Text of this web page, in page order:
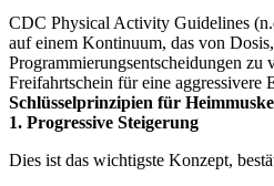
CDC Physical Activity Guidelines
auf einem Kontinuum, das von
Programmierungsentscheidungen
Freifahrtschein für eine aggressivere
Schlüsselprinzipien für
1. Progressive Steigerung
Dies ist das wichtigste Konzept,